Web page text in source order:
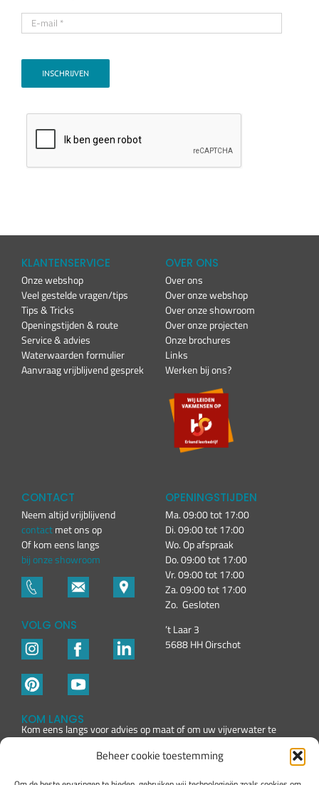
Beheer cookie toestemming
INSCHRIJVEN
KLANTENSERVICE
Onze webshop
Veel gestelde vragen/tips
Tips & Tricks
Openingstijden & route
Service & advies
Waterwaarden formulier
Aanvraag vrijblijvend gesprek
OVER ONS
Over ons
Over onze webshop
Over onze showroom
Over onze projecten
Onze brochures
Links
Werken bij ons?
CONTACT
Neem altijd vrijblijvend
contactmet ons op
Of kom eens langs
bij onze showroom
VOLG ONS
OPENINGSTIJDEN
Ma. 09:00 tot 17:00
Di. 09:00 tot 17:00
Wo. Op afspraak
Do. 09:00 tot 17:00
Vr. 09:00 tot 17:00
Za. 09:00 tot 17:00
Zo. Gesloten
’t Laar 3
5688 HH Oirschot
KOM LANGS
Kom eens langs voor advies op maat of om uw vijverwater te